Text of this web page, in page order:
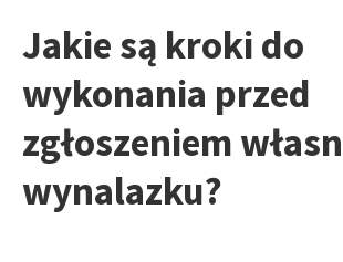
Jakie są kroki do
wykonania przed
zgłoszeniem
wynalazku?